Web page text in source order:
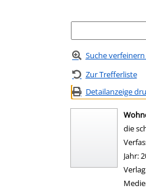
Suche
Zur Trefferliste
Detailanzeige
die
Jahr: